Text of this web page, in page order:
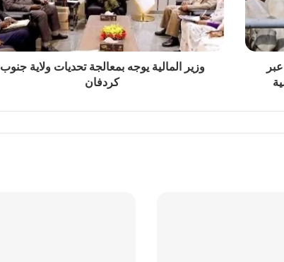
القيم النبيلة
وأشرق نورها… بقت شمسين )
وزير المالية يوجه بمعالجة تحديات ولاية جنوب
كردفان